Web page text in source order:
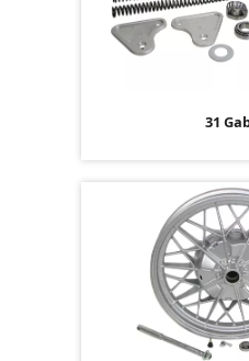
31